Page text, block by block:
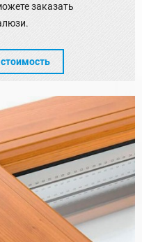
заказать